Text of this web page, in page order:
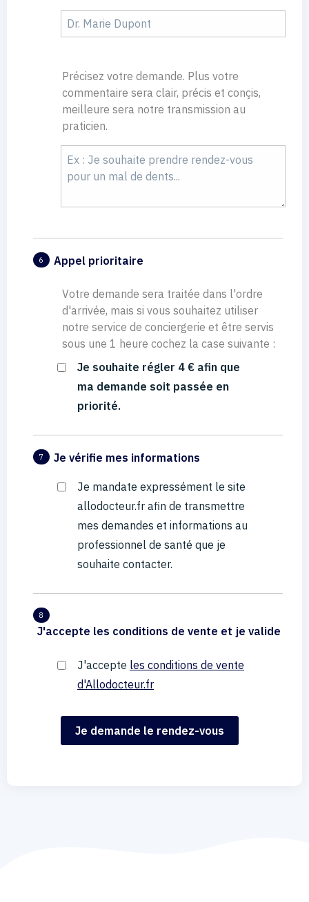
Précisez votre demande. Plus votre
commentaire sera clair, précis et conçis,
meilleure sera notre transmission au
praticien.
6 Appel prioritaire
Votre demande sera traitée dans l'ordre
d'arrivée, mais si vous souhaitez utiliser
notre service de conciergerie et être servis
sous une 1 heure cochez la case suivante :
Je souhaite régler 4 € afin que
ma demande soit passée en
priorité.
7 Je vérifie mes informations
Je mandate expressément le site
allodocteur.fr afin de transmettre
mes demandes et informations au
professionnel de santé que je
souhaite contacter.
8
J'accepte les conditions de vente et je valide
J'accepte les conditions de vente
d'Allodocteur.fr